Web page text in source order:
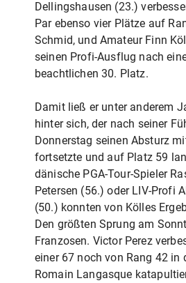
Dellingshausen (23.)
Par ebenso vier Plätze auf
Schmid, und Amateur Finn
seinen Profi-Ausflug nach
beachtlichen 30. Platz.
Damit ließ er unter anderem
hinter sich, der nach seiner
Donnerstag seinen Absturz
fortsetzte und auf Platz 59
dänische PGA-Tour-Spieler
Petersen (56.) oder LIV-Profi
(50.) konnten von Kölles
Den größten Sprung am
Franzosen. Victor Perez
einer 67 noch von Rang 42 in
Romain Langasque